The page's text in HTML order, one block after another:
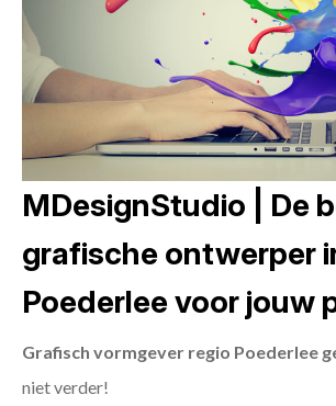
MDesignStudio | De
grafische ontwerper
Poederlee voor jouw
Grafisch vormgever regio Poederlee
niet verder!